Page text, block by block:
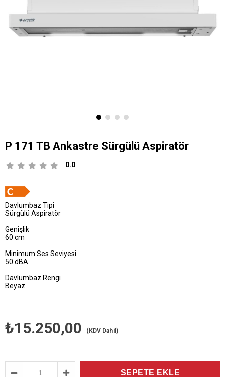
P 171 TB Ankastre Sürgülü Aspiratör
0.0
Davlumbaz Tipi
Sürgülü Aspiratör
Genişlik
60 cm
Minimum Ses Seviyesi
50 dBA
Davlumbaz Rengi
Beyaz
₺15.250,00 (KDV Dahil)